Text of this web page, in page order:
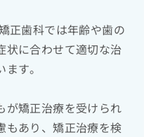
正歯科では年齢や歯の
状に合わせて適切な治
す。
が矯正治療を受けられ
もあり、矯正治療を検